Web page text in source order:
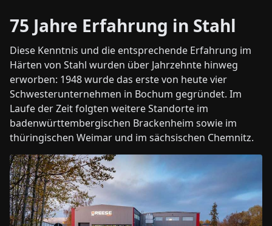
75 Jahre Erfahrung in Stahl
Diese Kenntnis und die entsprechende Erfahrung im
Härten von Stahl wurden über Jahrzehnte hinweg
erworben: 1948 wurde das erste von heute vier
Schwesterunternehmen in Bochum gegründet. Im
Laufe der Zeit folgten weitere Standorte im
badenwürttembergischen Brackenheim sowie im
thüringischen Weimar und im sächsischen Chemnitz.